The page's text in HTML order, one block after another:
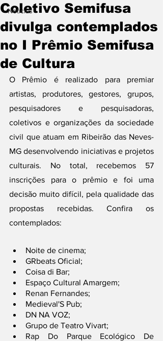
Notícias
Coletivo Semifusa
divulga contemplados
no I Prêmio Semifusa
de Cultura
O Prêmio é realizado para premiar
artistas, produtores, gestores, grupos,
pesquisadores e pesquisadoras,
coletivos e organizações da sociedade
civil que atuam em Ribeirão das Neves-
MG desenvolvendo iniciativas e projetos
culturais. No total, recebemos 57
inscrições para o prêmio e foi uma
decisão muito difícil, pela qualidade das
propostas recebidas. Confira os
contemplados:
Noite de cinema;
GRbeats Oficial;
Coisa di Bar;
Espaço Cultural Amargem;
Renan Fernandes;
Medieval'S Pub;
DN NA VOZ;
Grupo de Teatro Vivart;
Rap Do Parque Ecológico De